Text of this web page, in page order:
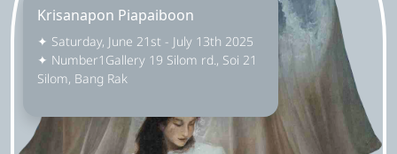
Krisanapon Piapaiboon
✦ Saturday, June 21st - July 13th 2025
✦ Number1Gallery 19 Silom rd., Soi 21
Silom, Bang Rak